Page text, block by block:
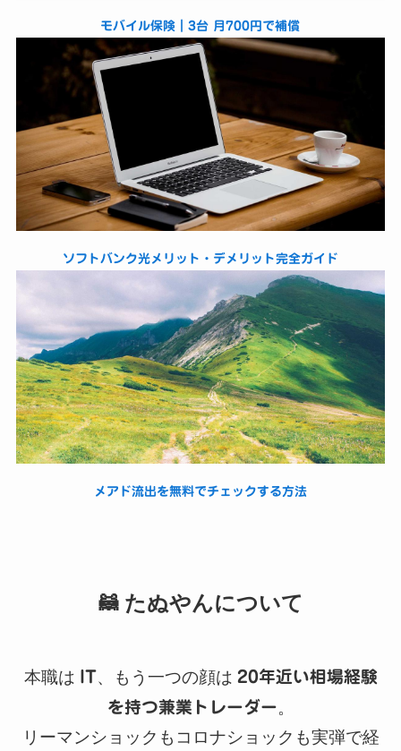
モバイル保険｜3台 月700円で補償
ソフトバンク光メリット・デメリット完全ガイド
メアド流出を無料でチェックする方法
🦝 たぬやんについて
本職は IT、もう一つの顔は 20年近い相場経験
を持つ兼業トレーダー。
リーマンショックもコロナショックも実弾で経